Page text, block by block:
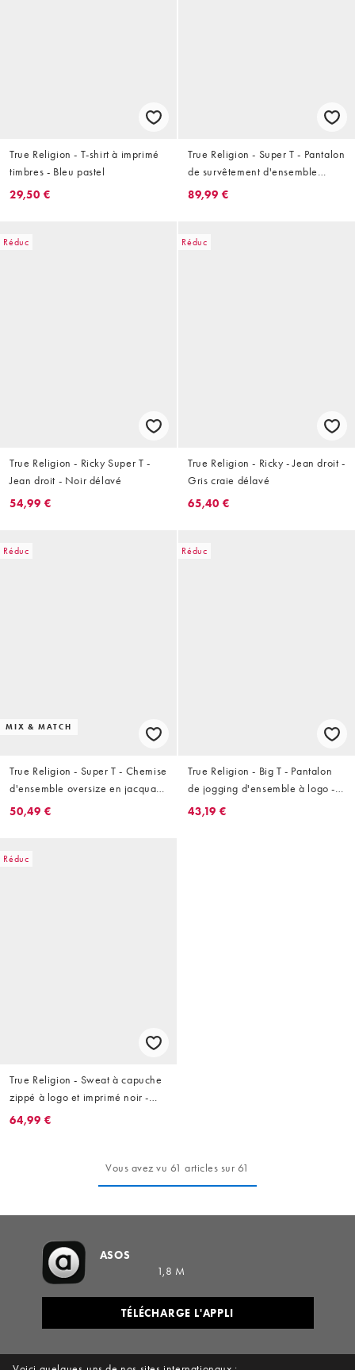
True Religion - T-shirt à imprimé
timbres - Bleu pastel
29,50 €
True Religion - Super T - Pantalon
de survêtement d'ensemble
coupe baggy - Noir de jais
89,99 €
Réduc
True Religion - Ricky Super T -
Jean droit - Noir délavé
54,99 €
Réduc
True Religion - Ricky - Jean droit -
Gris craie délavé
65,40 €
Réduc
MIX & MATCH
True Religion - Super T - Chemise
d'ensemble oversize en jacquard
- Bleu
50,49 €
Réduc
True Religion - Big T - Pantalon
de jogging d'ensemble à logo -
Marron
43,19 €
Réduc
True Religion - Sweat à capuche
zippé à logo et imprimé noir -
Noir
64,99 €
Vous avez vu 61 articles sur 61
ASOS
1,8 M
TÉLÉCHARGE L'APPLI